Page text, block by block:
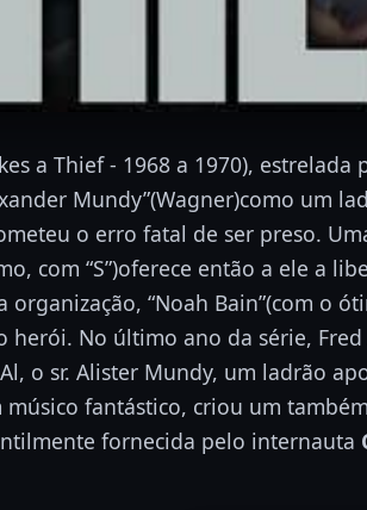
a Thief - 1968 a 1970), estrelada
Mundy”(Wagner)como um
o erro fatal de ser preso.
com “S”)oferece então a ele a
“Noah Bain”(com o
herói. No último ano da série, Fred
o sr. Alister Mundy, um ladrão
fantástico, criou um
fornecida pelo internauta